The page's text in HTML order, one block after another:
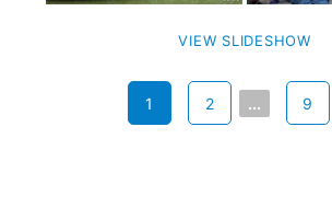
VIEW SLIDESHOW
1 2 ... 9